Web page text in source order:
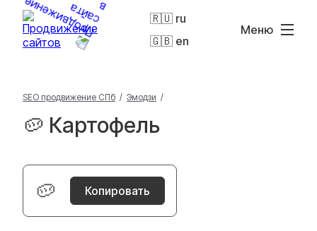
🇷🇺 ru
🇬🇧 en
Меню
SEO продвижение СПб / Эмодзи /
🥔 Картофель
🥔 Копировать